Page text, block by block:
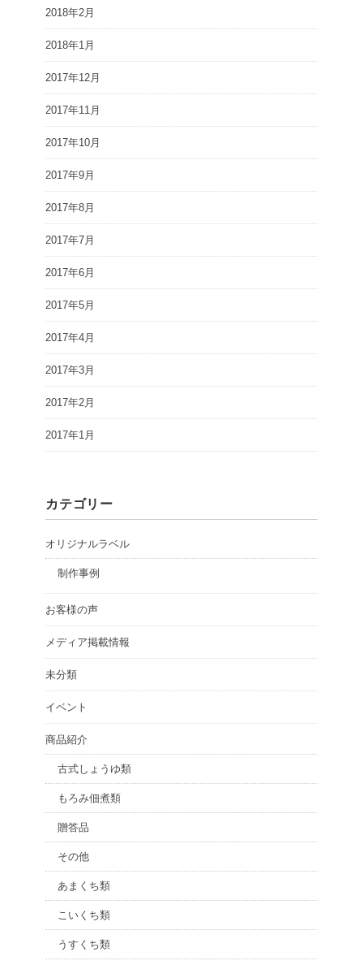
2018年2月
2018年1月
2017年12月
2017年11月
2017年10月
2017年9月
2017年8月
2017年7月
2017年6月
2017年5月
2017年4月
2017年3月
2017年2月
2017年1月
カテゴリー
オリジナルラベル
制作事例
お客様の声
メディア掲載情報
未分類
イベント
商品紹介
古式しょうゆ類
もろみ佃煮類
贈答品
その他
あまくち類
こいくち類
うすくち類